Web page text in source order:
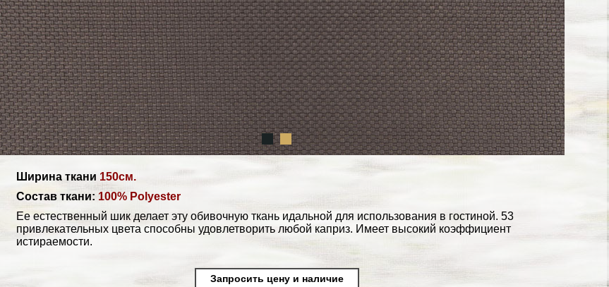
Ширина ткани 150см.
Состав ткани: 100% Polyester
Ее естественный шик делает эту обивочную ткань идальной для использования в гостиной. 53
привлекательных цвета способны удовлетворить любой каприз. Имеет высокий коэффициент
истираемости.
Запросить цену и наличие